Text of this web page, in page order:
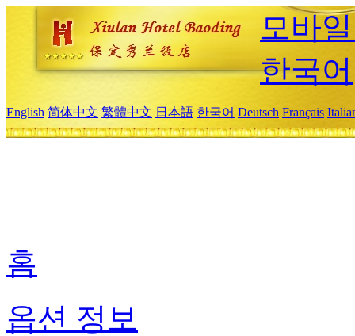
모바
한국어
English 简体中文 繁體中文 日本語 한국어 Deutsch Français
홈
옵션 정보